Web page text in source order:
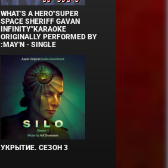
WHAT'S A HERO"SUPER
SPACE SHERIFF GAVAN
INFINITY"KARAOKE
ORIGINALLY PERFORMED BY
:MAY'N - SINGLE
УКРЫТИЕ. СЕЗОН 3